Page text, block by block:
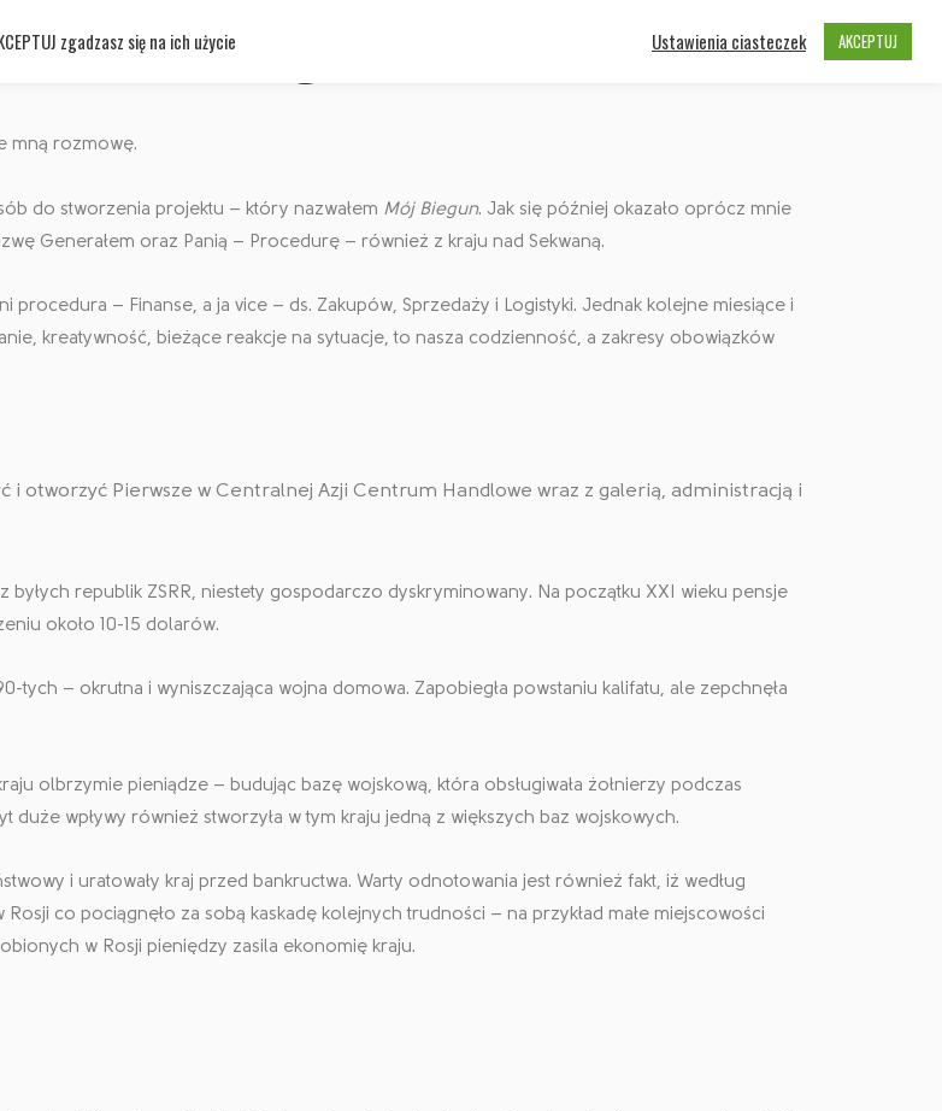
- Przygotowania
mną rozmowę.
do stworzenia projektu – który nazwałem Mój Biegun. Jak się później okazało oprócz mnie
Generałem oraz Panią – Procedurę – również z kraju nad Sekwaną.
procedura – Finanse, a ja vice – ds. Zakupów, Sprzedaży i Logistyki. Jednak kolejne miesiące i
kreatywność, bieżące reakcje na sytuacje, to nasza codzienność, a zakresy obowiązków
i otworzyć Pierwsze w Centralnej Azji Centrum Handlowe wraz z galerią, administracją i
byłych republik ZSRR, niestety gospodarczo dyskryminowany. Na początku XXI wieku pensje
około 10-15 dolarów.
tych – okrutna i wyniszczająca wojna domowa. Zapobiegła powstaniu kalifatu, ale zepchnęła
olbrzymie pieniądze – budując bazę wojskową, która obsługiwała żołnierzy podczas
wpływy również stworzyła w tym kraju jedną z większych baz wojskowych.
i uratowały kraj przed bankructwa. Warty odnotowania jest również fakt, iż według
co pociągnęło za sobą kaskadę kolejnych trudności – na przykład małe miejscowości
w Rosji pieniędzy zasila ekonomię kraju.
zgadzasz się na ich użycie Ustawienia ciasteczek AKCEPTUJ